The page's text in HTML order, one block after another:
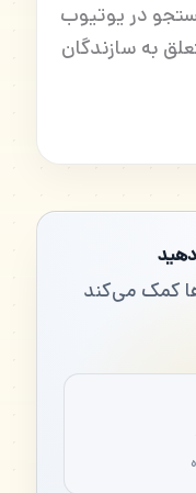
در یوتیوب
به سازندگان
کمک می‌کند